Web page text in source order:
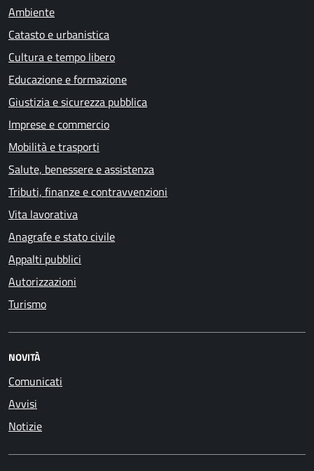
Ambiente
Catasto e urbanistica
Cultura e tempo libero
Educazione e formazione
Giustizia e sicurezza pubblica
Imprese e commercio
Mobilità e trasporti
Salute, benessere e assistenza
Tributi, finanze e contravvenzioni
Vita lavorativa
Anagrafe e stato civile
Appalti pubblici
Autorizzazioni
Turismo
NOVITÀ
Comunicati
Avvisi
Notizie